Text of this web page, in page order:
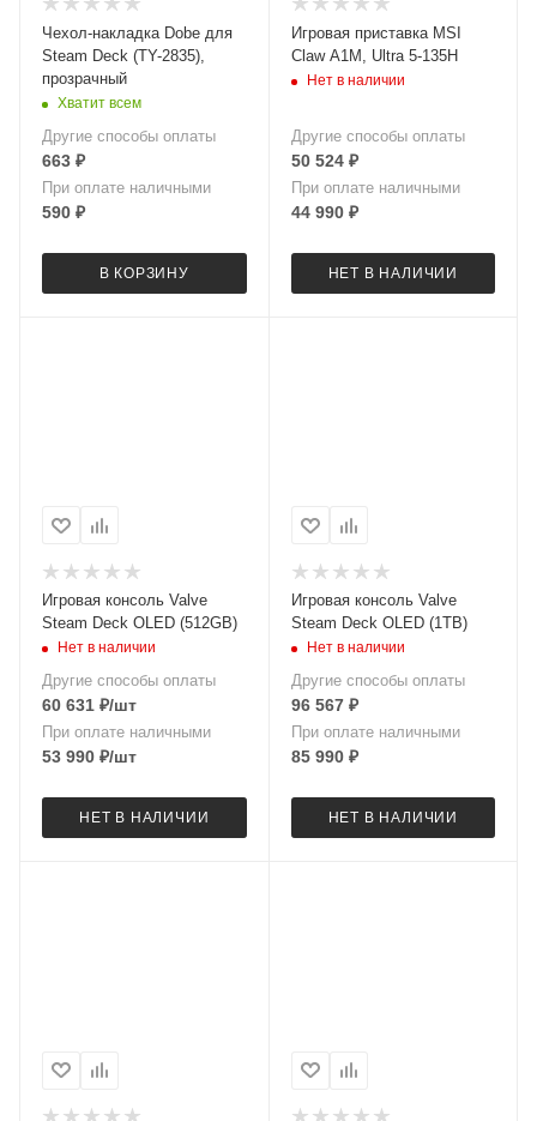
Чехол-накладка Dobe для
Steam Deck (TY-2835),
прозрачный
Хватит всем
Другие способы оплаты
663 ₽
При оплате наличными
590 ₽
В КОРЗИНУ
Игровая приставка MSI
Claw A1M, Ultra 5-135Н
Нет в наличии
Другие способы оплаты
50 524₽
При оплате наличными
44 990₽
НЕТ В НАЛИЧИИ
Игровая консоль Valve
Steam Deck OLED (512GB)
Нет в наличии
Другие способы оплаты
60 631 ₽/шт
При оплате наличными
53 990 ₽/шт
НЕТ В НАЛИЧИИ
Игровая консоль Valve
Steam Deck OLED (1TB)
Нет в наличии
Другие способы оплаты
96 567₽
При оплате наличными
85 990₽
НЕТ В НАЛИЧИИ